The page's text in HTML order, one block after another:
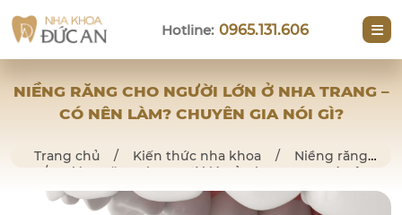
Hotline: 0965.131.606
NIỀNG RĂNG CHO NGƯỜI LỚN Ở NHA TRANG –
CÓ NÊN LÀM? CHUYÊN GIA NÓI GÌ?
Trang chủ / Kiến thức nha khoa /
Niềng răng
/
Niềng răng cho người lớn ở Nha Trang – có nên
làm? Chuyên gia nói gì?